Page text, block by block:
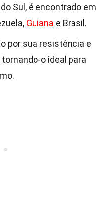
Sul, é encontrado em
Guiana e Brasil.
por sua resistência e
o ideal para